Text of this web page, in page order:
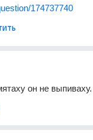
174737740
он не выпиваху.